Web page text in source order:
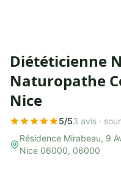
Diététicienne
Naturopathe
Nice
5/53 avis ·
Résidence Mirabeau, 9
Nice 06000, 06000